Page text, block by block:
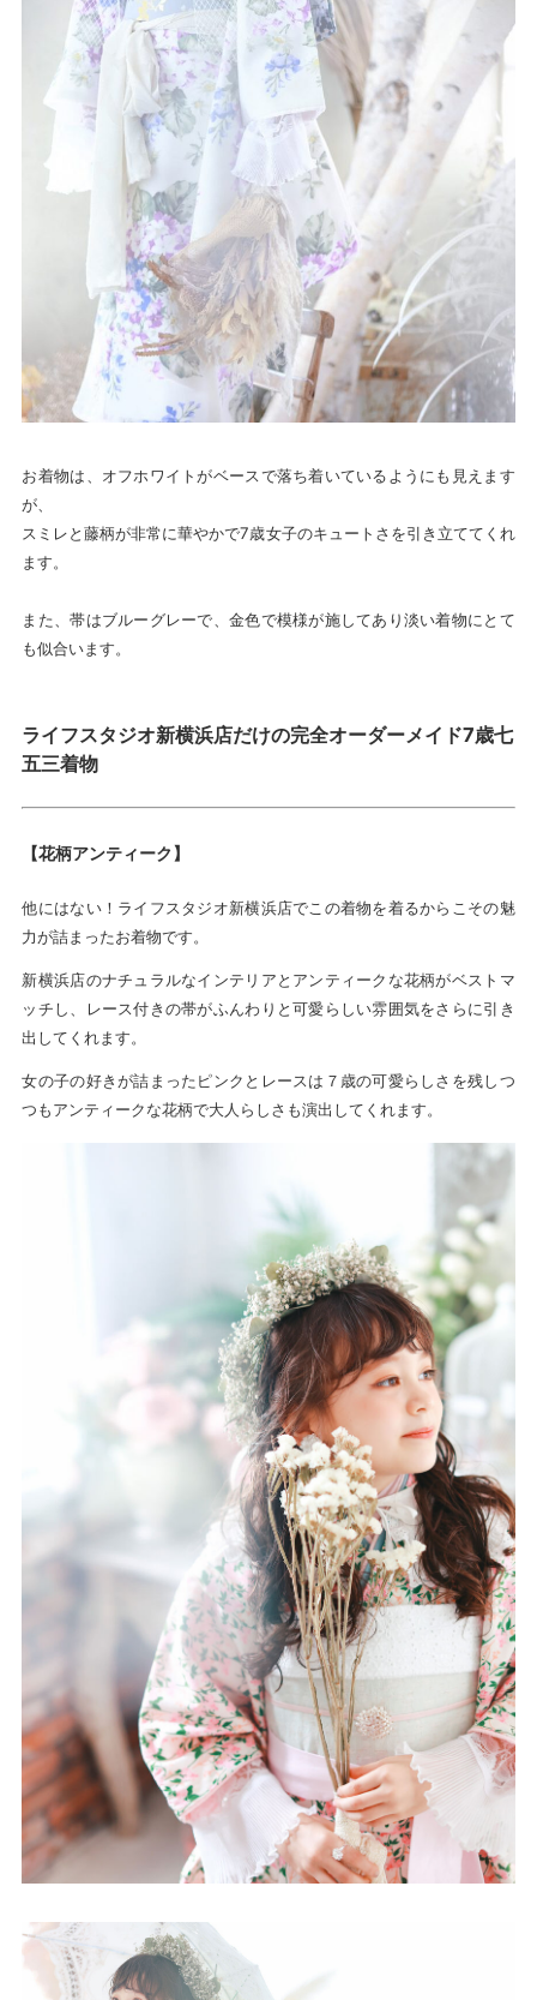
お着物は、オフホワイトがベースで落ち着いているようにも見えます
が、
スミレと藤柄が非常に華やかで7歳女子のキュートさを引き立ててくれ
ます。
また、帯はブルーグレーで、金色で模様が施してあり淡い着物にとて
も似合います。
ライフスタジオ新横浜店だけの完全オーダーメイド7歳七
五三着物
【花柄アンティーク】
他にはない！ライフスタジオ新横浜店でこの着物を着るからこその魅
力が詰まったお着物です。
新横浜店のナチュラルなインテリアと アンティークな花柄がベストマ
ッチし、レース付きの帯がふんわりと可愛らしい雰囲気をさらに引き
出してくれます。
女の子の好きが詰まったピンクとレースは７歳の可愛らしさを残しつ
つもアンティークな花柄で大人らしさも演出してくれます。